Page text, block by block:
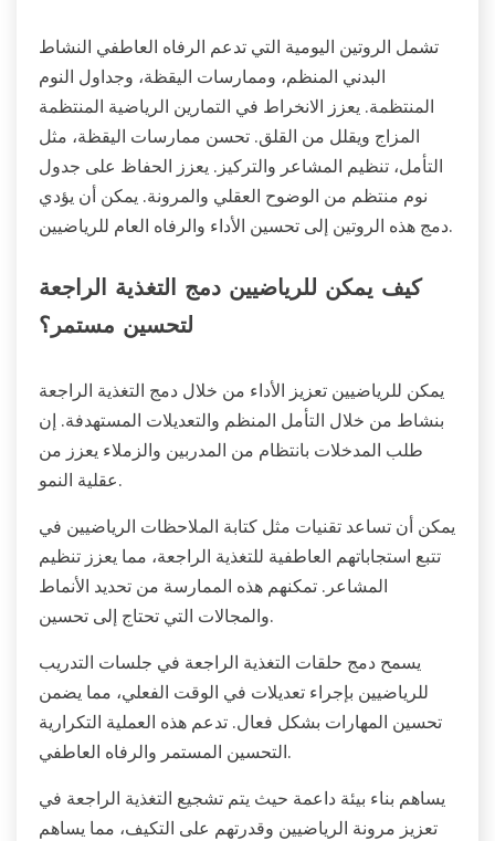
تشمل الروتين اليومية التي تدعم الرفاه العاطفي النشاط
البدني المنظم، وممارسات اليقظة، وجداول النوم
المنتظمة. يعزز الانخراط في التمارين الرياضية المنتظمة
المزاج ويقلل من القلق. تحسن ممارسات اليقظة، مثل
التأمل، تنظيم المشاعر والتركيز. يعزز الحفاظ على جدول
نوم منتظم من الوضوح العقلي والمرونة. يمكن أن يؤدي
دمج هذه الروتين إلى تحسين الأداء والرفاه العام للرياضيين.
كيف يمكن للرياضيين دمج التغذية الراجعة
لتحسين مستمر؟
يمكن للرياضيين تعزيز الأداء من خلال دمج التغذية الراجعة
بنشاط من خلال التأمل المنظم والتعديلات المستهدفة. إن
طلب المدخلات بانتظام من المدربين والزملاء يعزز من
عقلية النمو.
يمكن أن تساعد تقنيات مثل كتابة الملاحظات الرياضيين في
تتبع استجاباتهم العاطفية للتغذية الراجعة، مما يعزز تنظيم
المشاعر. تمكنهم هذه الممارسة من تحديد الأنماط
والمجالات التي تحتاج إلى تحسين.
يسمح دمج حلقات التغذية الراجعة في جلسات التدريب
للرياضيين بإجراء تعديلات في الوقت الفعلي، مما يضمن
تحسين المهارات بشكل فعال. تدعم هذه العملية التكرارية
التحسين المستمر والرفاه العاطفي.
يساهم بناء بيئة داعمة حيث يتم تشجيع التغذية الراجعة في
تعزيز مرونة الرياضيين وقدرتهم على التكيف، مما يساهم